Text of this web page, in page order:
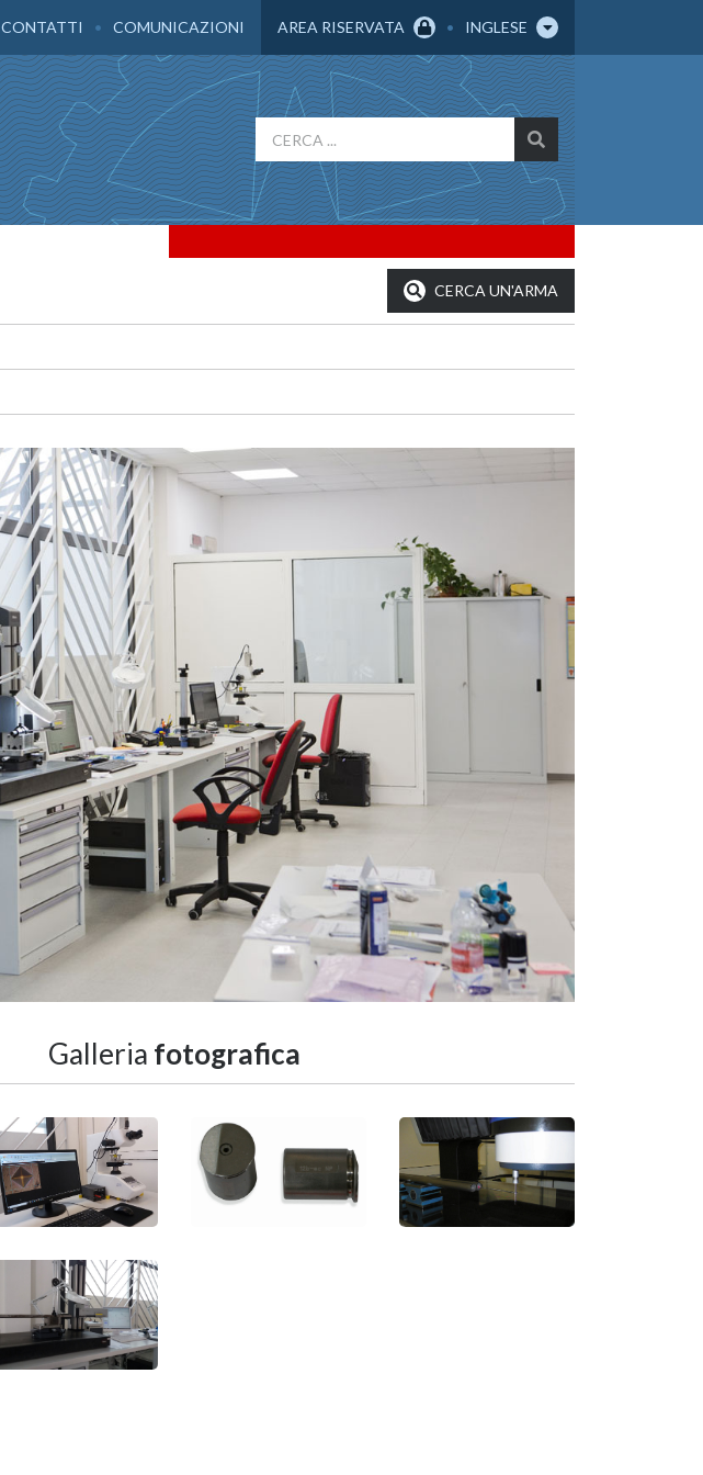
AREA RISERVATA INGLESE
CONTATTI COMUNICAZIONI
CERCA UN'ARMA
Galleria fotografica